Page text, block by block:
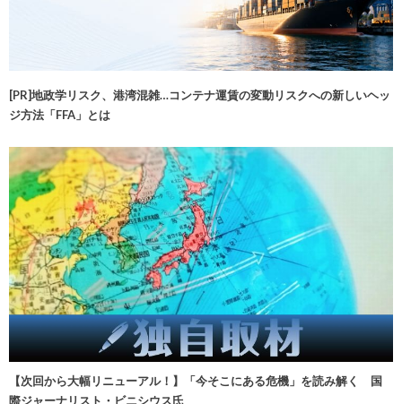
[PR]地政学リスク、港湾混雑…コンテナ運賃の変動リスクへの新しいヘッ
ジ方法「FFA」とは
【次回から大幅リニューアル！】「今そこにある危機」を読み解く 国
際ジャーナリスト・ビニシウス氏